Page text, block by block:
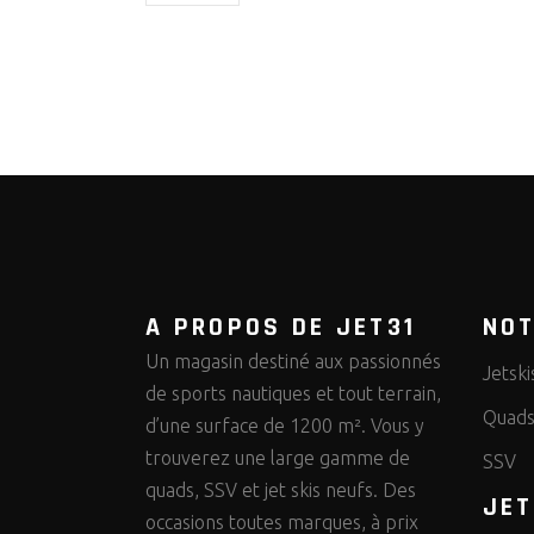
A PROPOS DE JET31
Un magasin destiné aux passionnés
de sports nautiques et tout terrain,
d’une surface de 1200 m². Vous y
trouverez une large gamme de
quads, SSV et jet skis neufs. Des
occasions toutes marques, à prix
Quads
SSV